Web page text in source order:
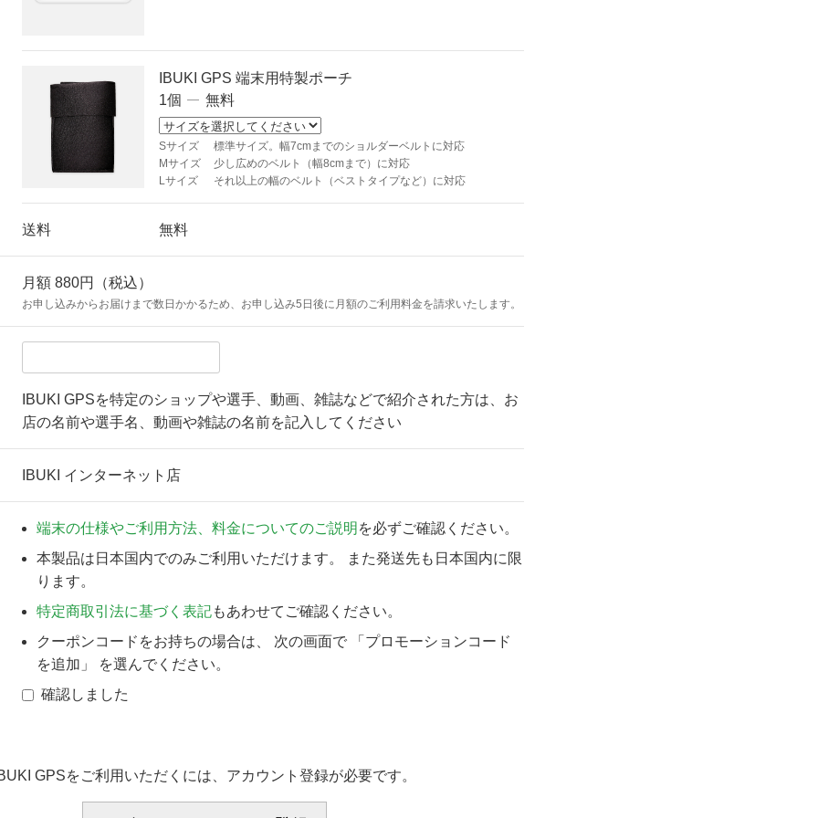
IBUKI GPS 端末用特製ポーチ
1個
無料
Sサイズ
標準サイズ。幅7cmまでのショルダーベルトに対応
Mサイズ
少し広めのベルト（幅8cmまで）に対応
Lサイズ
それ以上の幅のベルト（ベストタイプなど）に対応
送料 無料
月額 880円（税込）
お申し込みからお届けまで数日かかるため、お申し込み5日後に月額のご利用料金を請求いたします。
IBUKI GPSを特定のショップや選手、動画、雑誌などで紹介された方は、お
店の名前や選手名、動画や雑誌の名前を記入してください
IBUKI インターネット店
端末の仕様やご利用方法、料金についてのご説明 を必ずご確認ください。
本製品は日本国内でのみご利用いただけます。 また発送先も日本国内に限
ります。
特定商取引法に基づく表記もあわせてご確認ください。
クーポンコードをお持ちの場合は、 次の画面で 「プロモーションコード
を追加」 を選んでください。
確認しました
GPSをご利用いただくには、アカウント登録が必要です。